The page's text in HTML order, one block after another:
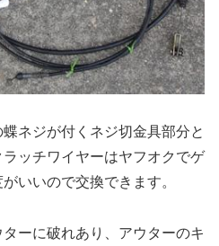
ネジが付くネジ切金具部分と
ッチワイヤーはヤフオクでゲ
いいので交換できます。
ーに破れあり、アウターのキ